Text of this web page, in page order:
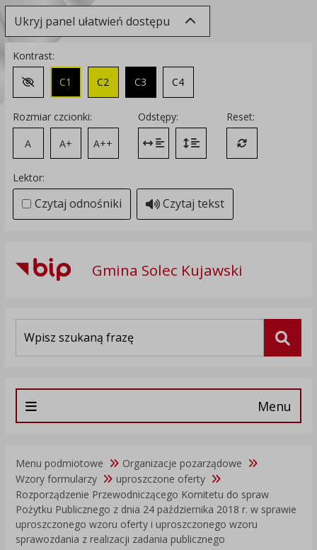
Ukryj panel ułatwień dostępu
Kontrast:
Zmień kontrast na domyślny
C1 C2 C3 C4
Rozmiar czcionki:
A
A+ A++
Odstępy:
Zmień odstęp między literami
Zmień interlinię i margines
Reset:
Przywróć
Lektor:
Czytaj odnośniki Czytaj tekst
Gmina Solec Kujawski
Menu
Menu podmiotowe
Organizacje pozarządowe
Wzory formularzy
uproszczone oferty
Rozporządzenie Przewodniczącego Komitetu do spraw
Pożytku Publicznego z dnia 24 października 2018 r. w sprawie
uproszczonego wzoru oferty i uproszczonego wzoru
sprawozdania z realizacji zadania publicznego